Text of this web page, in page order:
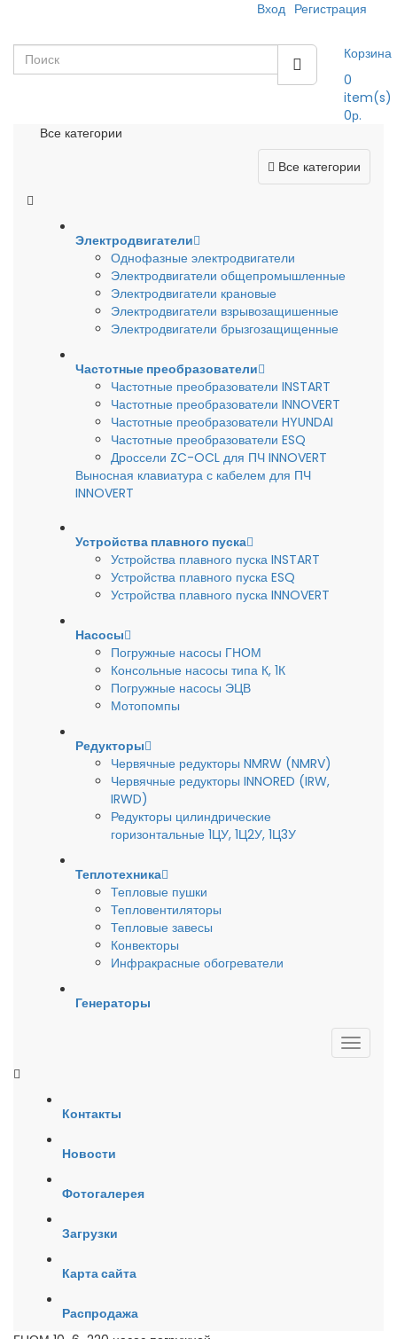
Вход Регистрация
Корзина
0
item(s)
0р.
Все категории
Все категории
Электродвигатели
Однофазные электродвигатели
Электродвигатели общепромышленные
Электродвигатели крановые
Электродвигатели взрывозащишенные
Электродвигатели брызгозащищенные
Частотные преобразователи
Частотные преобразователи INSTART
Частотные преобразователи INNOVERT
Частотные преобразователи HYUNDAI
Частотные преобразователи ESQ
Дроссели ZC-OCL для ПЧ INNOVERT
Выносная клавиатура с кабелем для ПЧ
INNOVERT
Устройства плавного пуска
Устройства плавного пуска INSTART
Устройства плавного пуска ESQ
Устройства плавного пуска INNOVERT
Насосы
Погружные насосы ГНОМ
Консольные насосы типа К, 1К
Погружные насосы ЭЦВ
Мотопомпы
Редукторы
Червячные редукторы NMRW (NMRV)
Червячные редукторы INNORED (IRW,
IRWD)
Редукторы цилиндрические
горизонтальные 1ЦУ, 1Ц2У, 1Ц3У
Теплотехника
Тепловые пушки
Тепловентиляторы
Тепловые завесы
Конвекторы
Инфракрасные обогреватели
Генераторы
Контакты
Новости
Фотогалерея
Загрузки
Карта сайта
Распродажа